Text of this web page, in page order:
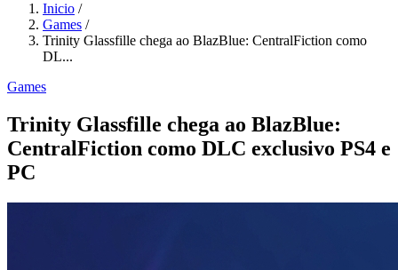
Inicio /
Games /
Trinity Glassfille chega ao BlazBlue: CentralFiction como
DL...
Games
Trinity Glassfille chega ao BlazBlue:
CentralFiction como DLC exclusivo PS4 e
PC